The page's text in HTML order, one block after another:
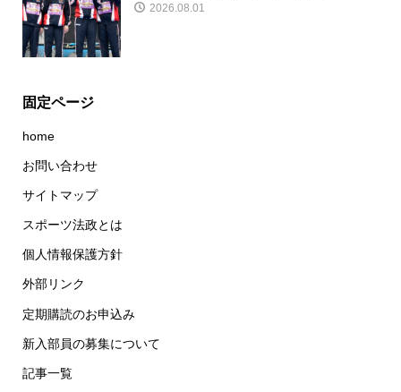
2026.08.01
固定ページ
home
お問い合わせ
サイトマップ
スポーツ法政とは
個人情報保護方針
外部リンク
定期購読のお申込み
新入部員の募集について
記事一覧